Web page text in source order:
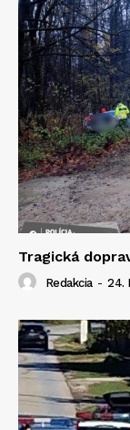
Tragická
Redakcia - 24.